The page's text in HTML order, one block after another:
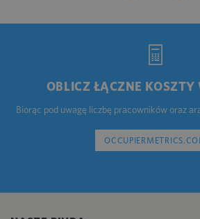
OBLICZ ŁĄCZNE
Biorąc pod uwagę liczbę pracowników oraz